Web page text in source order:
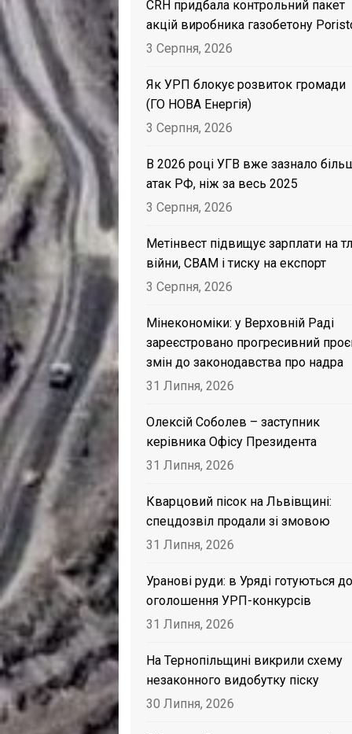
CRH придбала контрольний пакет
акцій виробника газобетону
3 Серпня, 2026
Як УРП блокує розвиток громади
(ГО НОВА Енергія)
3 Серпня, 2026
В 2026 році УГВ вже зазнало
атак РФ, ніж за весь 2025
3 Серпня, 2026
Метінвест підвищує зарплати на
війни, CBAM і тиску на експорт
3 Серпня, 2026
Мінекономіки: у Верховній Раді
зареєстровано прогресивний
змін до законодавства про надра
31 Липня, 2026
Олексій Соболев – заступник
керівника Офісу Президента
31 Липня, 2026
Кварцовий пісок на Львівщині:
спецдозвіл продали зі змовою
31 Липня, 2026
Уранові руди: в Уряді готуються до
оголошення УРП-конкурсів
31 Липня, 2026
На Тернопільщині викрили схему
незаконного видобутку піску
30 Липня, 2026